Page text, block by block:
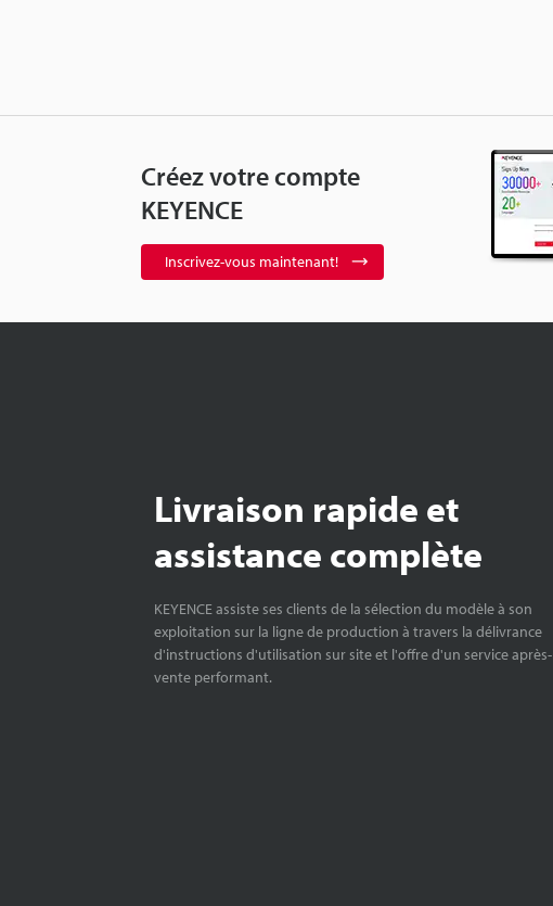
Créez votre compte
KEYENCE
Inscrivez-vous maintenant!
Livraison rapide et
assistance complète
KEYENCE assiste ses clients de la sélection du modèle à son
exploitation sur la ligne de production à travers la délivrance
d'instructions d'utilisation sur site et l'offre d'un service après-
vente performant.